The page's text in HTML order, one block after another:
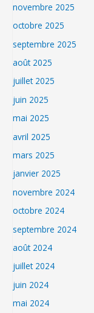
novembre 2025
octobre 2025
septembre 2025
août 2025
juillet 2025
juin 2025
mai 2025
avril 2025
mars 2025
janvier 2025
novembre 2024
octobre 2024
septembre 2024
août 2024
juillet 2024
juin 2024
mai 2024